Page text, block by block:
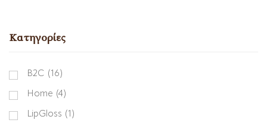
Κατηγορίες
B2C (16)
Home (4)
LipGloss (1)